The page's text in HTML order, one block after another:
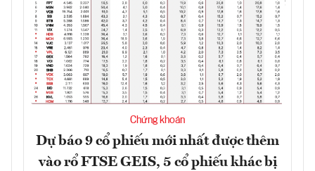
Chứng khoán
Dự báo 9 cổ phiếu mới nhất được thêm
vào rổ FTSE GEIS, 5 cổ phiếu khác bị